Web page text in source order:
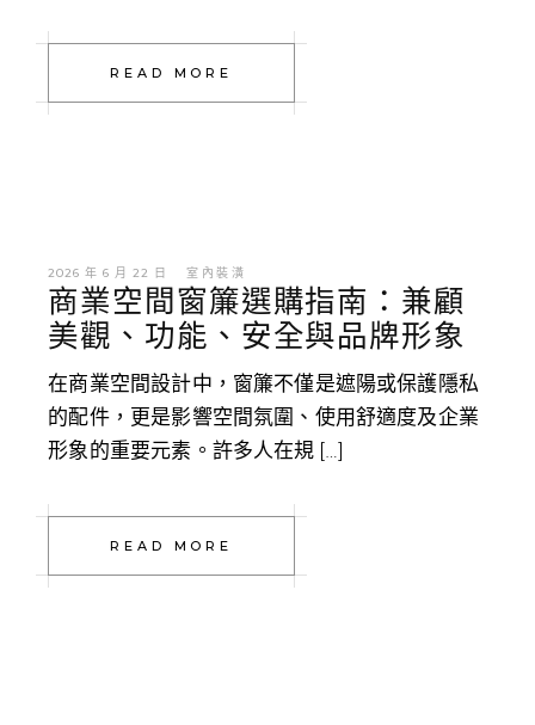
READ MORE
2026 年 6 月 22 日 室內裝潢
商業空間窗簾選購指南：兼顧
美觀、功能、安全與品牌形象
在商業空間設計中，窗簾不僅是遮陽或保護隱私
的配件，更是影響空間氛圍、使用舒適度及企業
形象的重要元素。許多人在規 […]
READ MORE